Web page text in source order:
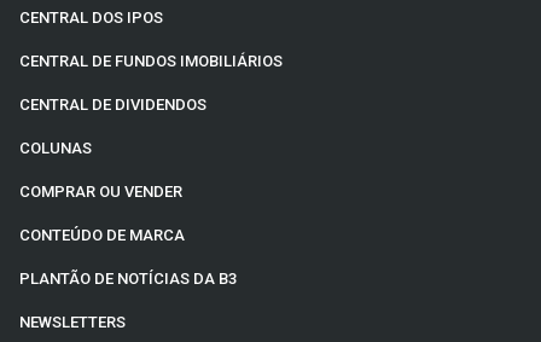
CENTRAL DOS IPOS
CENTRAL DE FUNDOS IMOBILIÁRIOS
CENTRAL DE DIVIDENDOS
COLUNAS
COMPRAR OU VENDER
CONTEÚDO DE MARCA
PLANTÃO DE NOTÍCIAS DA B3
NEWSLETTERS